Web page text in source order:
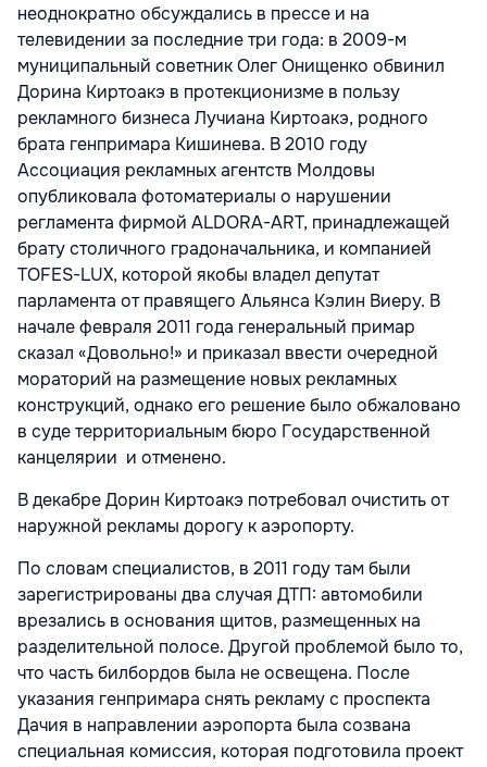
неоднократно обсуждались в прессе и на
телевидении за последние три года: в 2009-м
муниципальный советник Олег Онищенко обвинил
Дорина Киртоакэ в протекционизме в пользу
рекламного бизнеса Лучиана Киртоакэ, родного
брата генпримара Кишинева. В 2010 году
Ассоциация рекламных агентств Молдовы
опубликовала фотоматериалы о нарушении
регламента фирмой ALDORA-ART, принадлежащей
брату столичного градоначальника, и компанией
TOFES-LUX, которой якобы владел депутат
парламента от правящего Альянса Кэлин Виеру. В
начале февраля 2011 года генеральный примар
сказал «Довольно!» и приказал ввести очередной
мораторий на размещение новых рекламных
конструкций, однако его решение было обжаловано
в суде территориальным бюро Государственной
канцелярии и отменено.
В декабре Дорин Киртоакэ потребовал очистить от
наружной рекламы дорогу к аэропорту.
По словам специалистов, в 2011 году там были
зарегистрированы два случая ДТП: автомобили
врезались в основания щитов, размещенных на
разделительной полосе. Другой проблемой было то,
что часть билбордов была не освещена. После
указания генпримара снять рекламу с проспекта
Дачия в направлении аэропорта была созвана
специальная комиссия, которая подготовила проект